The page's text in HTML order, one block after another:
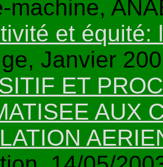
machine,
et
Janvier
ET
AUX